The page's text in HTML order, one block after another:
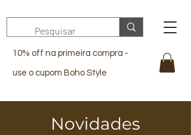
10% off na primeira compra -
use o cupom Boho Style
Novidades